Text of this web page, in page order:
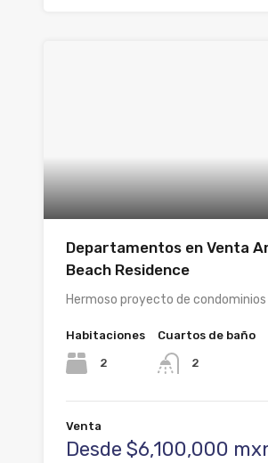
Departamentos en Venta
Beach Residence
Hermoso proyecto de
Habitaciones
2
Cuartos de baño
2
Venta
Desde $6,100,000